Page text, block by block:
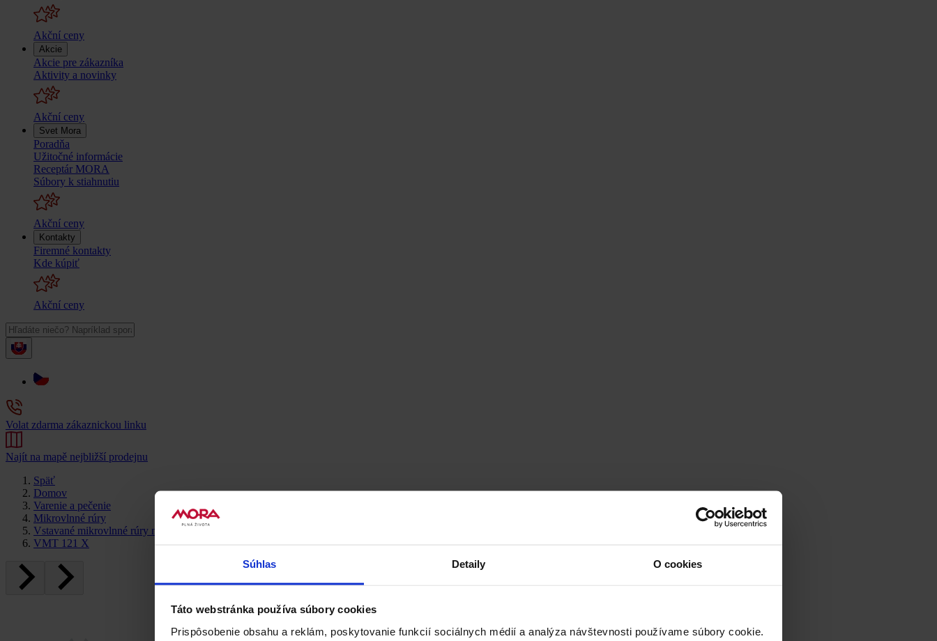
Súhlas Detaily O cookies
Táto webstránka používa súbory cookies
Prispôsobenie obsahu a reklám, poskytovanie funkcií sociálnych médií a analýza návštevnosti používame súbory cookie.
Akční ceny
Akcie
Akcie pre zákazníka
Aktivity a novinky
Akční ceny
Svet Mora
Poradňa
Užitočné informácie
Receptár MORA
Súbory k stiahnutiu
Akční ceny
Kontakty
Firemné kontakty
Kde kúpiť
Akční ceny
Volat zdarma zákaznickou linku
Najít na mapě nejbližší prodejnu
Späť
Domov
Varenie a pečenie
Mikrovlnné rúry
Vstavané mikrovlnné rúry nerezové
VMT 121 X